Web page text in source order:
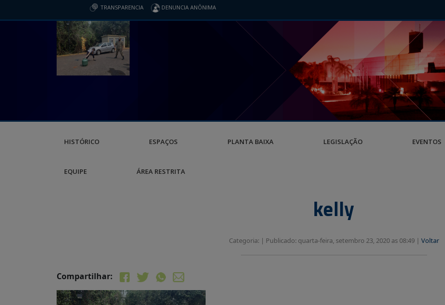
TRANSPARENCIA DENUNCIA ANÔNIMA
HISTÓRICO ESPAÇOS PLANTA BAIXA LEGISLAÇÃO EVENTOS
EQUIPE ÁREA RESTRITA
kelly
Categoria: | Publicado: quarta-feira, setembro 23, 2020 as 08:49 | Voltar
Compartilhar: